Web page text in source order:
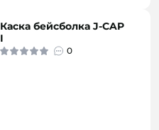
Каска бейсболка J-CAP
I
0